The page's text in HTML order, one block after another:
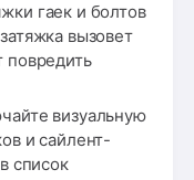
гаек и болтов
вызовет
визуальную
и сайлент-
список